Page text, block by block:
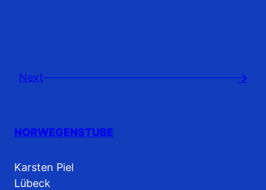
Next →
NORWEGENSTUBE
Karsten Piel
Lübeck